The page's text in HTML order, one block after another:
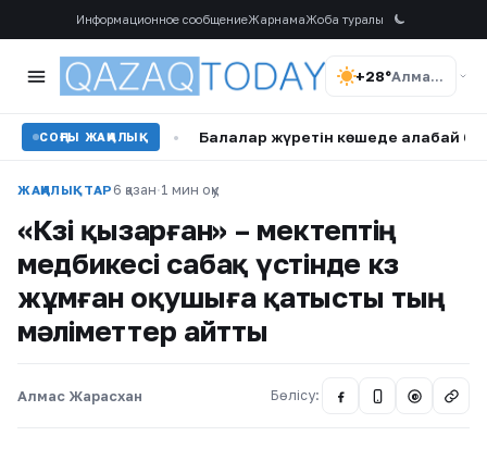
Информационное сообщениеЖарнамаЖоба туралы
+28° Алматы
СОҢҒЫ ЖАҢАЛЫҚ
ұстатты • Балалар жүретін көшеде алабай бос жүр:
ЖАҢАЛЫҚТАР 6 қазан·1 мин оқу
«Көзі қызарған» – мектептің
медбикесі сабақ үстінде көз
жұмған оқушыға қатысты тың
мәліметтер айтты
Алмас Жарасхан Бөлісу: @